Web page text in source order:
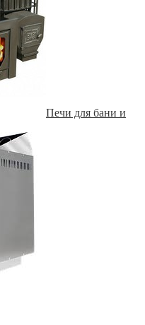
Печи для бани и